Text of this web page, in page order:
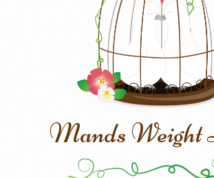
Mands Weight